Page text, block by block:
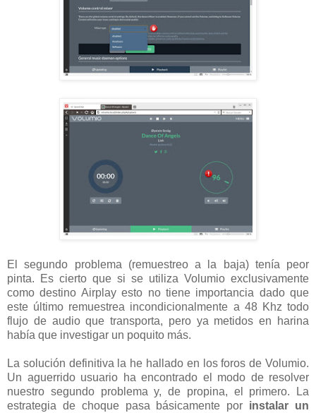
El segundo problema (remuestreo a la baja) tenía peor
pinta. Es cierto que si se utiliza Volumio exclusivamente
como destino Airplay esto no tiene importancia dado que
este último remuestrea incondicionalmente a 48 Khz todo
flujo de audio que transporta, pero ya metidos en harina
había que investigar un poquito más.
La solución definitiva la he hallado en los foros de Volumio.
Un aguerrido usuario ha encontrado el modo de resolver
nuestro segundo problema y, de propina, el primero. La
estrategia de choque pasa básicamente por instalar un